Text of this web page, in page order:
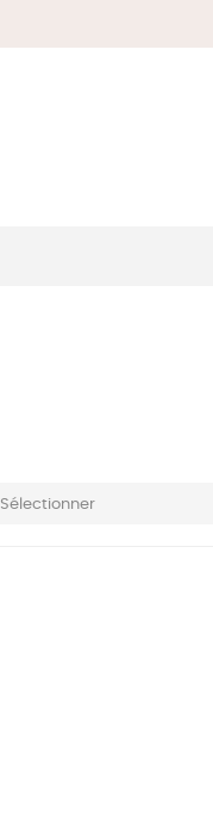
Sélectionner